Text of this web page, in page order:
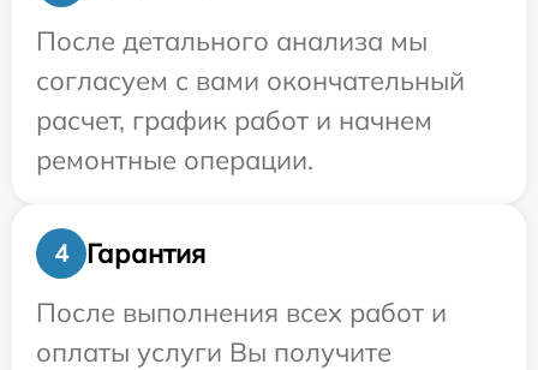
После детального анализа мы
согласуем с вами окончательный
расчет, график работ и начнем
ремонтные операции.
4
Гарантия
После выполнения всех работ и
оплаты услуги Вы получите